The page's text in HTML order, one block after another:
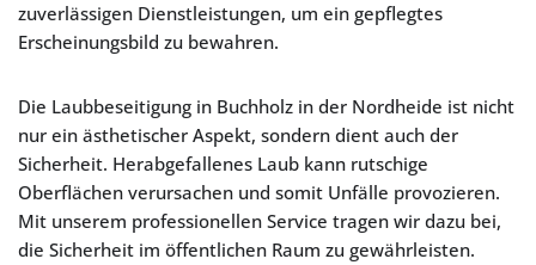
zuverlässigen Dienstleistungen, um ein gepflegtes
Erscheinungsbild zu bewahren.
Die Laubbeseitigung in Buchholz in der Nordheide ist nicht
nur ein ästhetischer Aspekt, sondern dient auch der
Sicherheit. Herabgefallenes Laub kann rutschige
Oberflächen verursachen und somit Unfälle provozieren.
Mit unserem professionellen Service tragen wir dazu bei,
die Sicherheit im öffentlichen Raum zu gewährleisten.